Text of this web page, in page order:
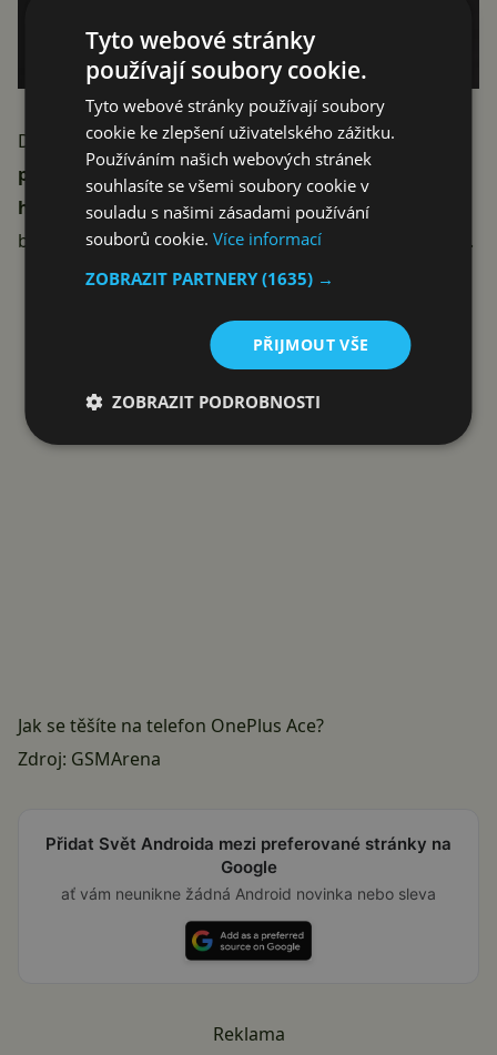
Dále prý můžeme počítat se6,7palcovým AMOLED
panelem se 120Hz obnovovací frekvencí a 50Mpx
hlavním snímačem. Alespoň podle těchto specifikací
by mohlo jít tedy o další úspěšný útok na střední třídu.
Reklama
Jak se těšíte na telefon OnePlus Ace?
Zdroj: GSMArena
Přidat Svět Androida mezi preferované stránky na
Google
ať vám neunikne žádná Android novinka nebo sleva
Reklama
Tyto webové stránky
používají soubory cookie.
Tyto webové stránky používají soubory
cookie ke zlepšení uživatelského zážitku.
Používáním našich webových stránek
souhlasíte se všemi soubory cookie v
souladu s našimi zásadami používání
souborů cookie.Více informací
ZOBRAZIT PARTNERY(1635) →
PŘIJMOUT VŠE
ZOBRAZIT PODROBNOSTI